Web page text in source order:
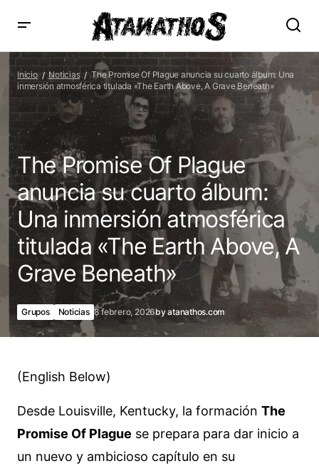
The Promise Of Plague anuncia su cuarto álbum: Una
inmersión atmosférica titulada «The Earth Above, A Grave
Beneath»
Inicio Noticias
The Promise Of Plague anuncia su cuarto álbum: Una
inmersión atmosférica titulada «The Earth Above, A Grave Beneath»
The Promise Of Plague
anuncia su cuarto álbum:
Una inmersión atmosférica
titulada «The Earth Above, A
Grave Beneath»
Grupos Noticias 8 febrero, 2026byatanathos.com
(English Below)
Desde Louisville, Kentucky, la formación The
Promise Of Plague se prepara para dar inicio a
un nuevo y ambicioso capítulo en su